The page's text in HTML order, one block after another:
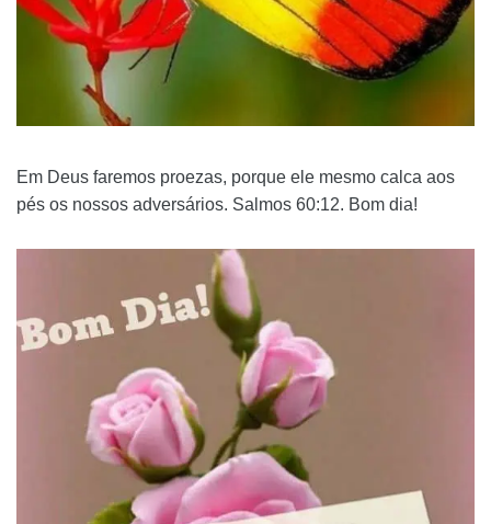
Em Deus faremos proezas, porque ele mesmo calca aos
pés os nossos adversários. Salmos 60:12. Bom dia!